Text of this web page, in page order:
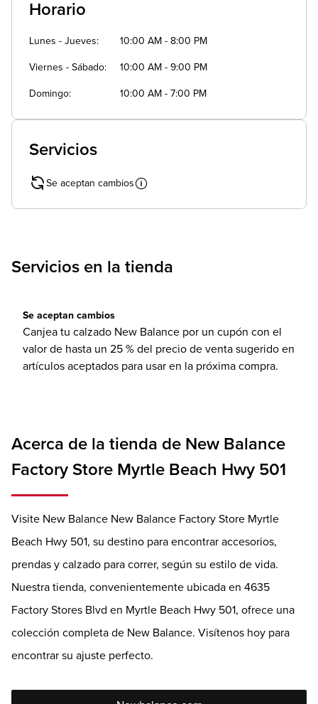
Horario
Lunes - Jueves 10:00 AM - 8:00 PM
Viernes - Sábado 10:00 AM - 9:00 PM
Domingo 10:00 AM - 7:00 PM
Servicios
Se aceptan cambios
Servicios en la tienda
Se aceptan cambios
Canjea tu calzado New Balance por un cupón con el
valor de hasta un 25 % del precio de venta sugerido en
artículos aceptados para usar en la próxima compra.
Acerca de la tienda de New Balance
Factory Store Myrtle Beach Hwy 501
Visite New Balance New Balance Factory Store Myrtle
Beach Hwy 501, su destino para encontrar accesorios,
prendas y calzado para correr, según su estilo de vida.
Nuestra tienda, convenientemente ubicada en 4635
Factory Stores Blvd en Myrtle Beach Hwy 501, ofrece una
colección completa de New Balance. Visítenos hoy para
encontrar su ajuste perfecto.